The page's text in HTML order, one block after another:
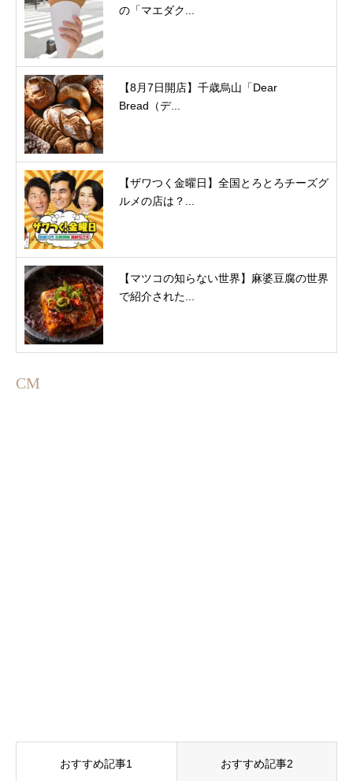
の「マエダク...
【8月7日開店】千歳烏山「Dear
Bread（デ...
【ザワつく金曜日】全国とろとろチーズグ
ルメの店は？...
【マツコの知らない世界】麻婆豆腐の世界
で紹介された...
CM
おすすめ記事1 おすすめ記事2